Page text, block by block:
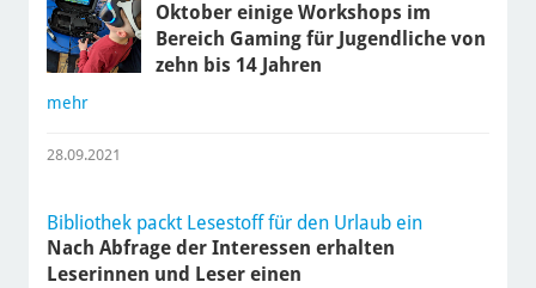
Oktober einige Workshops im
Bereich Gaming für Jugendliche von
zehn bis 14 Jahren
mehr
28.09.2021
Bibliothek packt Lesestoff für den Urlaub ein
Nach Abfrage der Interessen erhalten
Leserinnen und Leser einen